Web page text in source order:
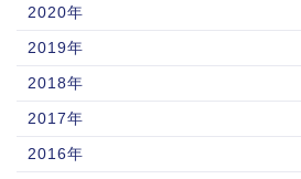
2020年
2019年
2018年
2017年
2016年